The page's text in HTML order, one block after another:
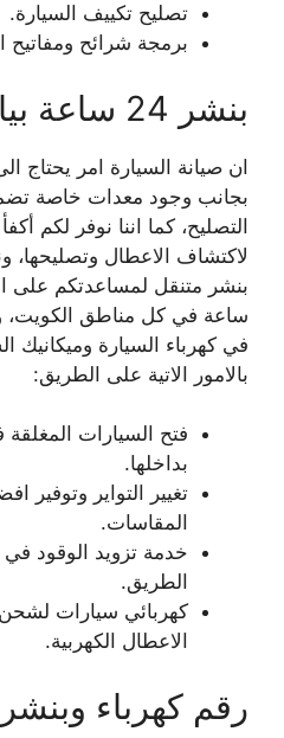
تصليح تكييف السيارة.
برمجة شرائح ومفاتيح
بنشر 24 ساعة بيان
ان صيانة السيارة امر يحتاج
بجانب وجود معدات خاصة
التصليح، كما اننا نوفر لكم
لاكتشاف الاعطال وتصليحها،
ساعة في كل مناطق الكويت،
في كهرباء السيارة وميكانيك
بالامور الاتية على الطريق:
فتح السيارات
بداخلها.
تغيير التواير وتوفير
المقاسات.
خدمة تزويد الوقود في
الطريق.
كهربائي سيارات
الاعطال الكهربية.
رقم كهرباء